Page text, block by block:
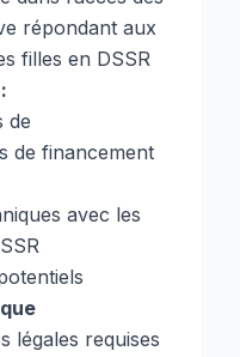
répondant aux
filles en DSSR
de
de financement
avec les
légales requises